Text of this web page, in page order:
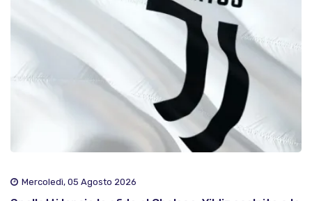
Mercoledì, 05 Agosto 2026